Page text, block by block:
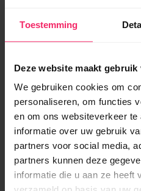
Toestemming
Deze website maakt gebruik
We gebruiken cookies om
personaliseren, om functies
en om ons websiteverkeer
informatie over uw gebruik
partners voor social media,
partners kunnen deze
informatie die u aan ze heeft
je vereniging meerdere
websites? Vanaf nu kun
welke administratie het
wordt getoond.
Verbeteringen
koppeling met
informatie van je leden